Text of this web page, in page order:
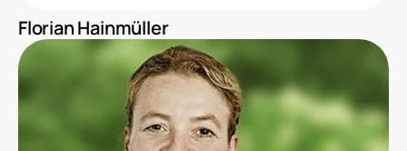
Florian Hainmüller